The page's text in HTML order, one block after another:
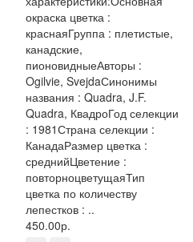
окраска цветка :
краснаяГруппа : плетистые,
канадские,
пионовидныеАвторы :
Ogilvie, SvejdaСинонимы
названия : Quadra, J.F.
Quadra, КвадроГод селекции
: 1981Страна селекции :
КанадаРазмер цветка :
среднийЦветение :
повторноцветущаяТип
цветка по количеству
лепестков : ..
450.00р.